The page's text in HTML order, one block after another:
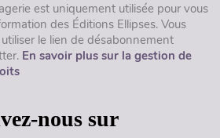
est uniquement utilisée pour vous
des Éditions Ellipses. Vous
le lien de désabonnement
En savoir plus sur la gestion de
nous sur